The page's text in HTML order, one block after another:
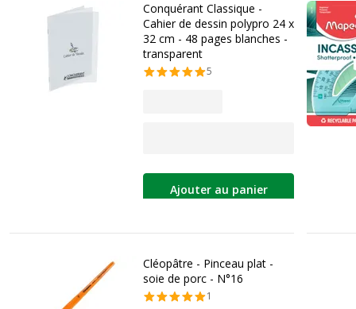
Conquérant Classique -
Cahier de dessin polypro 24 x
32 cm - 48 pages blanches -
transparent
5
Ajouter au panier
Cléopâtre - Pinceau plat -
soie de porc - N°16
1